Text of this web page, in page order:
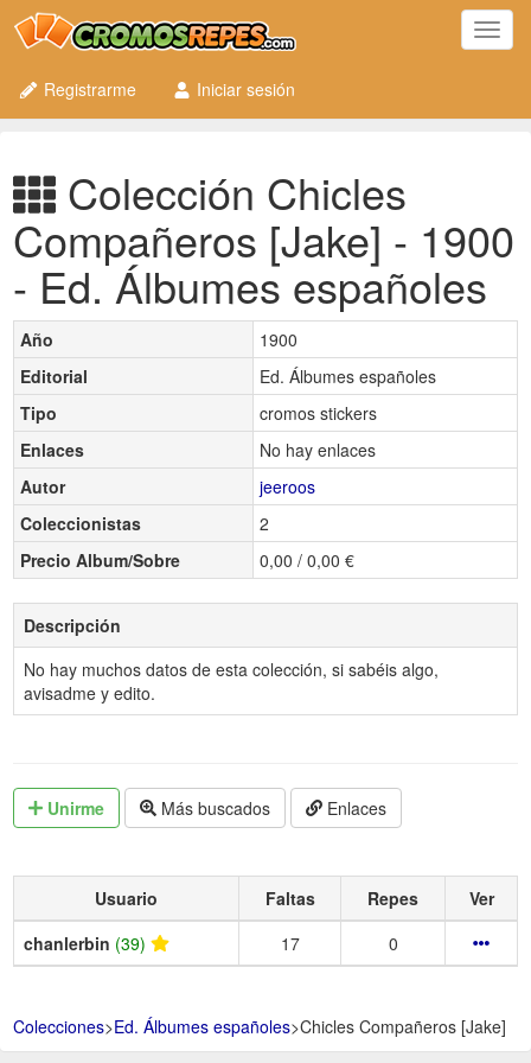
Registrarme
Iniciar sesión
Colección Chicles
Compañeros [Jake] - 1900
- Ed. Álbumes españoles
Año
1900
Editorial
Ed. Álbumes españoles
Tipo
cromos stickers
Enlaces
No hay enlaces
Autor
jeeroos
Coleccionistas
2
Precio Album/Sobre
0,00 / 0,00 €
Descripción
No hay muchos datos de esta colección, si sabéis algo,
avisadme y edito.
Unirme Más buscados Enlaces
Usuario Faltas Repes
Ver
chanlerbin (39) 17 0
Colecciones>Ed. Álbumes españoles>Chicles Compañeros [Jake]